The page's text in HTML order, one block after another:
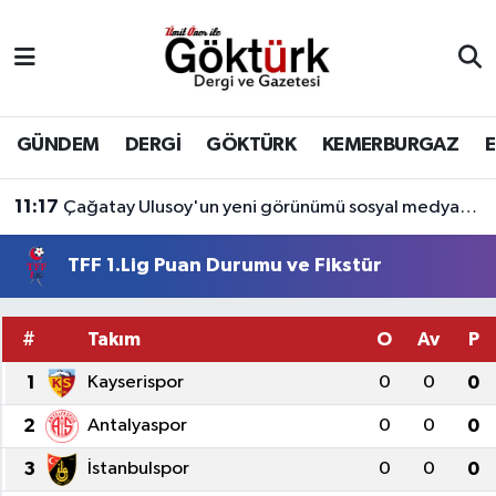
GÜNDEM DERGİ GÖKTÜRK KEMERBURGAZ
10:54 18 yaşındaki Merve'den 4 gündür haber alınamıyor! Kayıp genç kıza internet üzerinden yönlendirme yapıldığı öne sürüldü.
TFF 1.Lig Puan Durumu ve Fikstür
# Takım O Av P
1 Kayserispor 0 0 0
2 Antalyaspor 0 0 0
3 İstanbulspor 0 0 0
BİLİM
DERGİ
EKONOMİ
GÖKTÜRK
GÜNDEM
Eyüpsultan Hava Durumu
Eyüpsultan Trafik Yoğunluk Haritası
Süper Lig Puan Durumu ve Fikstür
Haber Arşivi